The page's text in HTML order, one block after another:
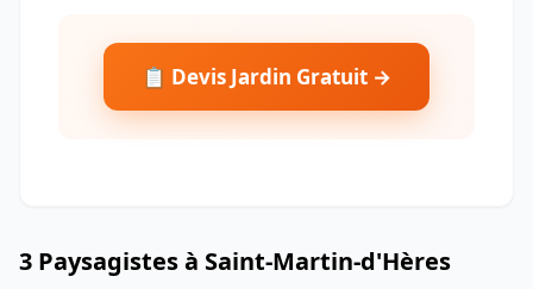
📋 Devis Jardin Gratuit →
3 Paysagistes à Saint-Martin-d'Hères